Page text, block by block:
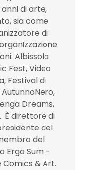
di arte,
sia come
di
Albissola
Fest, Video
Festival di
Dreams,
È direttore di
del
del
Ergo Sum -
Comics & Art.